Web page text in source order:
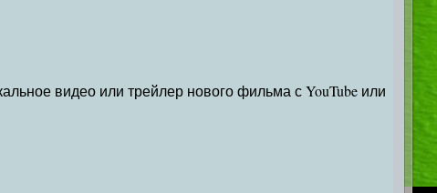
видео или трейлер нового фильма с YouTube или